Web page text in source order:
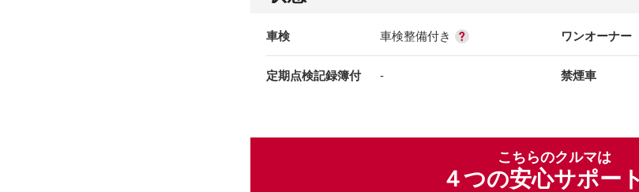
車検 車検整備付き ワンオーナー
定期点検記録簿付 - 禁煙車
こちらのクルマは
４つの安心サポー